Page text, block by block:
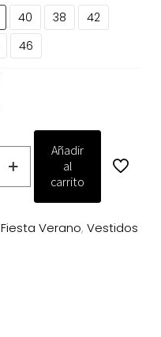
40 38
42
46
Añadir
al
carrito
Fiesta Verano, Vestidos